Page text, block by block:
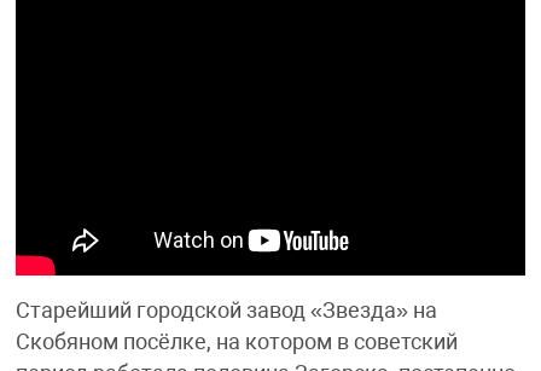
Старейший городской завод «Звезда» на
Скобяном посёлке, на котором в советский